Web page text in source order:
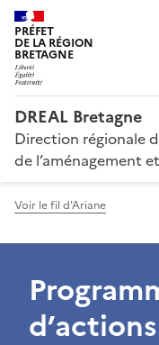
PRÉFET
DE LA RÉGION
BRETAGNE
DREAL Bretagne
Direction régionale
de l’aménagement
Voir le fil d'Ariane